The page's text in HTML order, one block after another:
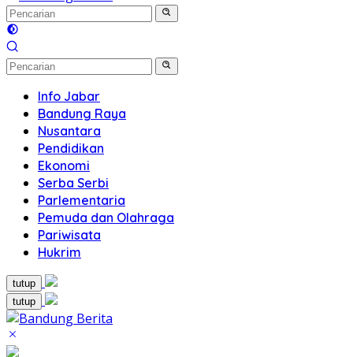
Info Jabar
Bandung Raya
Nusantara
Pendidikan
Ekonomi
Serba Serbi
Parlementaria
Pemuda dan Olahraga
Pariwisata
Hukrim
tutup
tutup